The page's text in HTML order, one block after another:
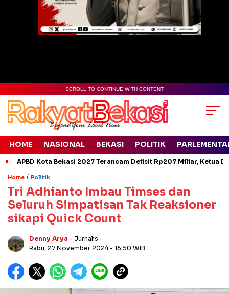
SCROLL TO CONTINUE WITH CONTENT
HOME NASIONAL BEKASI POLITIK
APBD Kota Bekasi 2027 Terancam Defisit Rp207 Miliar, Ketua
Home / Politik
Tri Adhianto Imbau Timses dan
Seluruh Simpatisan Tak Reaksioner
sikapi Quick Count
Denny Arya - Jurnalis
Rabu, 27 November 2024 - 16:50 WIB